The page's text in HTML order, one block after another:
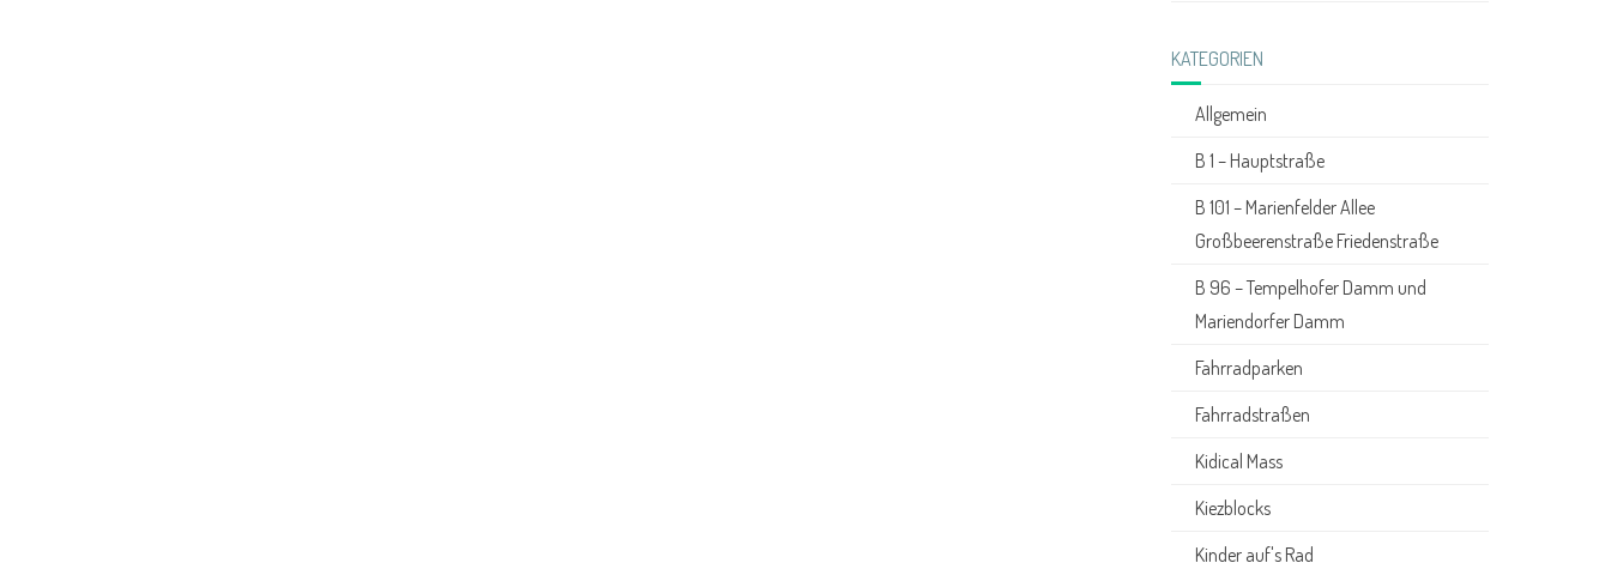
KATEGORIEN
Allgemein
B 1 – Hauptstraße
B 101 – Marienfelder Allee
Großbeerenstraße Friedenstraße
B 96 – Tempelhofer Damm und
Mariendorfer Damm
Fahrradparken
Fahrradstraßen
Kidical Mass
Kiezblocks
Kinder auf's Rad